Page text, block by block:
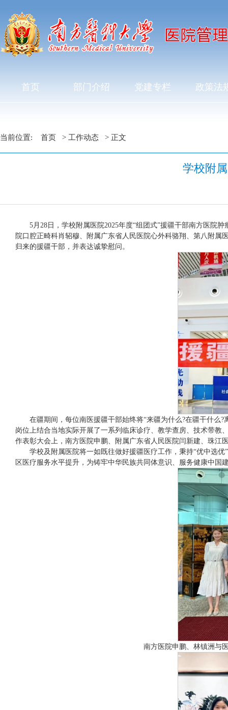
首页 部门介绍 党建专栏 政策法
当前位置: 首页 > 工作动态 > 正文
学校附
5月28日，学校附属医院2025年度“组团式”援疆干部南方医院
院口腔正畸科肖轺穆、附属广东省人民医院心外科骆翔、第八附
归来的援疆干部，并表达诚挚慰问。
在疆期间，每位南医援疆干部始终将“来疆为什么?在疆干什么
岗位上结合当地实际开展了一系列临床诊疗、教学查房、技术带
作表彰大会上，南方医院申鹏、附属广东省人民医院闫新建、珠江
学校及附属医院将一如既往做好援疆医疗工作，秉持“优中选
区医疗服务水平提升，为铸牢中华民族共同体意识、服务健康中国
南方医院申鹏、林镇洲与医院同